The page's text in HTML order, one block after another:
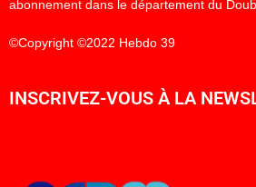
abonnement dans le département du
©Copyright ©2022 Hebdo 39
INSCRIVEZ-VOUS À LA